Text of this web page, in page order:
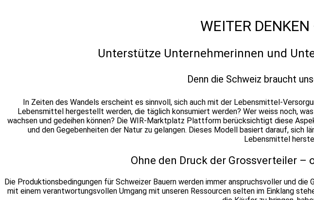
WEITER
Unterstütze Unternehmerinnen und
Denn die Schweiz braucht
In Zeiten des Wandels erscheint es sinnvoll, sich auch mit der Lebensmittel-
Lebensmittel hergestellt werden, die täglich konsumiert werden? Wer weiss noch,
wachsen und gedeihen können? Die WIR-Marktplatz Plattform berücksichtigt diese
und den Gegebenheiten der Natur zu gelangen. Dieses Modell basiert darauf,
Lebensmittel
Ohne den Druck der Grossverteiler
Die Produktionsbedingungen für Schweizer Bauern werden immer anspruchsvoller und
mit einem verantwortungsvollen Umgang mit unseren Ressourcen selten im Einklang